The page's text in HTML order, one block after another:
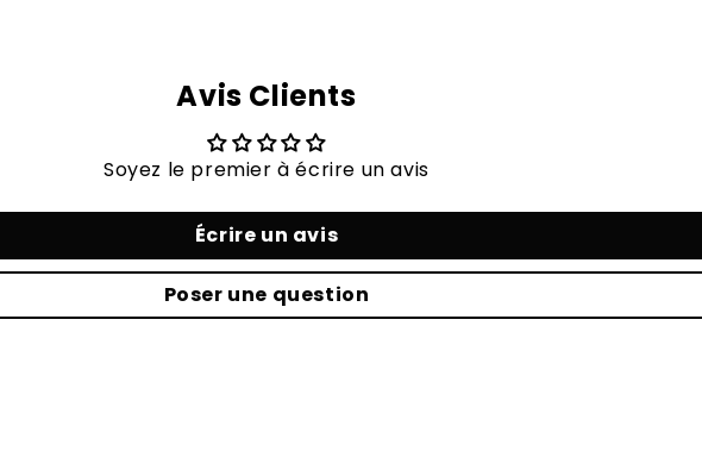
Avis Clients
Soyez le premier à écrire un avis
Écrire un avis
Poser une question